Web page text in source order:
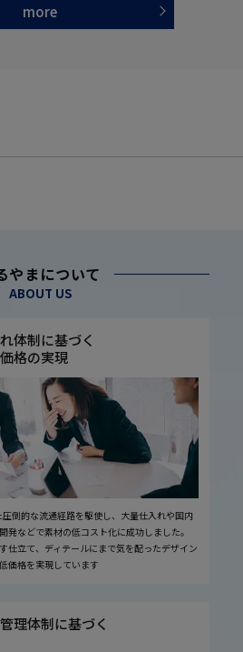
more
やまについて
ABOUT US
体制に基づく
格の実現
倒的な流通経路を駆使し、大量仕入れや国内
発などで素材の低コスト化に成功しました。
仕立て、ディテールにまで気を配ったデザイン
価格を実現しています
理体制に基づく